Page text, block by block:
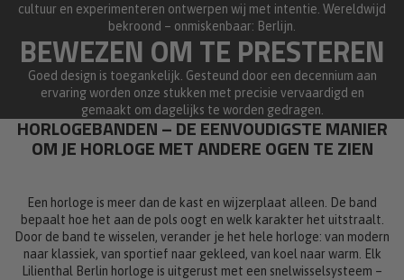
cultuur en experimenteren ontwerpen wij met intentie. Wereldwijd
bekroond – onmiskenbaar: Berlijn.
BEWEZEN OM TE PRESTEREN
Goed design is toegankelijk. Gesteund door een decennium aan
ervaring worden onze stukken met precisie vervaardigd en
gemaakt om dagelijks te worden gedragen.
HORLOGEBANDEN – DE EENVOUDIGSTE MANIER
OM JE HORLOGE MET ANDERE OGEN TE ZIEN
Een horloge is meer dan de kast en wijzerplaat alleen. De band
bepaalt hoe het aan de pols oogt en welk karakter het uitstraalt.
Door de band te wisselen, verander je het hele horloge: van modern
naar klassiek, van sportief naar gekleed, van koel naar warm. Elk
Lilienthal Berlin horloge is uitgerust met een snelwisselsysteem –